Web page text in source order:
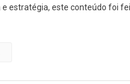
estratégia, este conteúdo foi